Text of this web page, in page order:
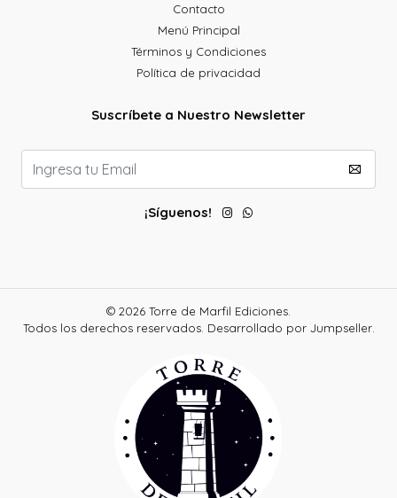
Contacto
Menú Principal
Términos y Condiciones
Política de privacidad
Suscríbete a Nuestro Newsletter
¡Síguenos!
© 2026 Torre de Marfil Ediciones.
Todos los derechos reservados. Desarrollado por Jumpseller.